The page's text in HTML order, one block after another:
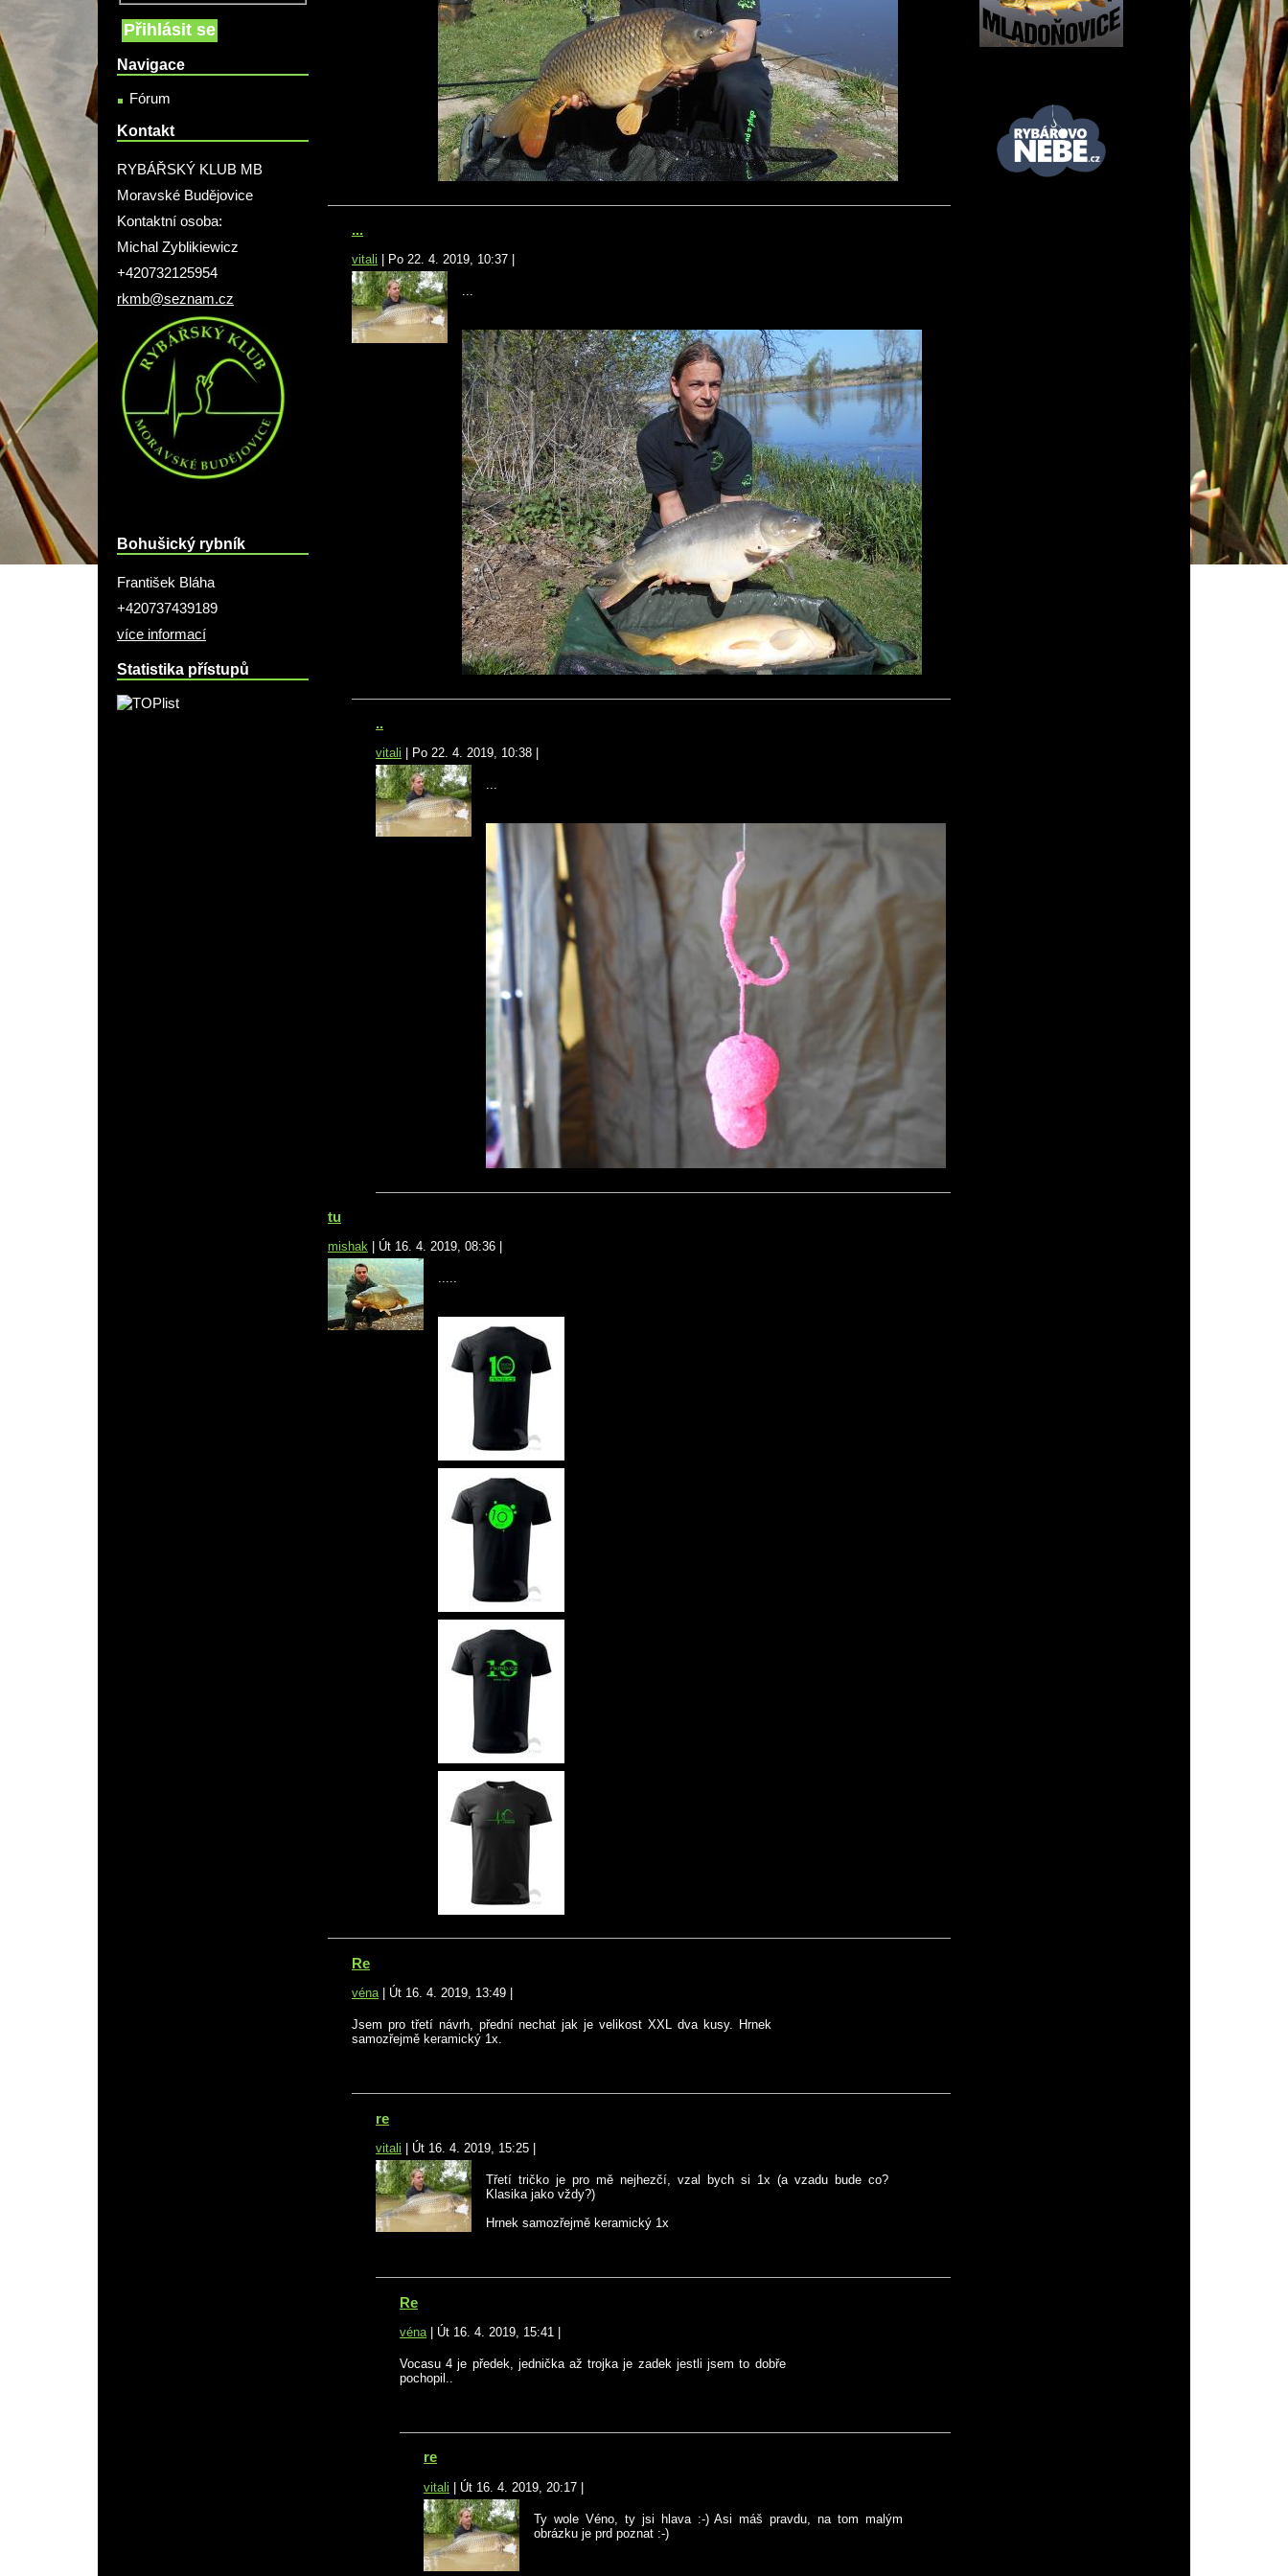
Navigace
Fórum
Kontakt
RYBÁŘSKÝ KLUB MB
Moravské Budějovice
Kontaktní osoba:
Michal Zyblikiewicz
+420732125954
rkmb@seznam.cz
Bohušický rybník
František Bláha
+420737439189
více informací
Statistika přístupů
...
vitali Po 22. 4. 2019, 10:37
...
..
vitali Po 22. 4. 2019, 10:38
...
tu
mishak Út 16. 4. 2019, 08:36
Re
véna Út 16. 4. 2019, 13:49
Jsem pro třetí návrh, přední nechat jak je velikost XXL dva kusy. Hrnek
samozřejmě keramický 1x.
re
vitali Út 16. 4. 2019, 15:25
Třetí tričko je pro mě nejhezčí, vzal bych si 1x (a vzadu bude co?
Klasika jako vždy?)
Hrnek samozřejmě keramický 1x
Re
véna | Út 16. 4. 2019, 15:41 |
Vocasu 4 je předek, jednička až trojka je zadek jestli jsem to dobře
pochopil..
re
vitali | Út 16. 4. 2019, 20:17 |
Ty wole Véno, ty jsi hlava :-) Asi máš pravdu, na tom malým
obrázku je prd poznat :-)